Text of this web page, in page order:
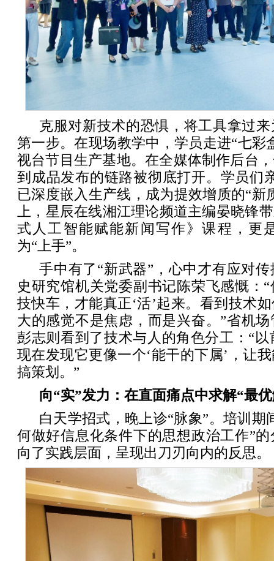
克服对新技术的恐惧，将工具拿过
第一步。在现场教学中，学员走进“七
视台节目生产基地。在全媒体制作后台
到成品发布的链路被彻底打开。学员们
已深度嵌入生产线，成为提效增质的“新
上，星辰在线湘江理论频道主编晏晓锋
式人工智能赋能新闻写作》课程，更
为“上手”。
手中有了“新武器”，心中才有应对
史研究馆机关党委副书记陈荣飞感慨：
技快车，才能真正‘活’起来。看到技术
大的感觉不是焦虑，而是兴奋。”省机
彭志则看到了技术与人的角色分工：“
现在发现它更像一个‘能干的下属’，让
搞策划。”
向“实”发力：在直面痛点中求解“最
白天学招式，晚上诊“脉象”。培训期
何做好信息化条件下的思想政治工作”
向了实践层面，呈现出刀刃向内的反思。